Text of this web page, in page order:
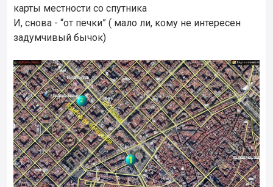
карты местности со спутника
И, снова - “от печки” ( мало ли, кому не интересен
задумчивый бычок)